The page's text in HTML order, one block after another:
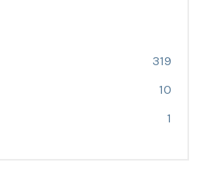
319
10
1